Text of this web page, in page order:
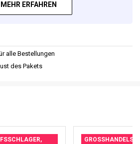
MEHR ERFAHREN
alle Bestellungen
des Pakets